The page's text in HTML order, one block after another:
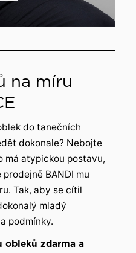
na míru
do tanečních
dokonale? Nebojte
má atypickou postavu,
BANDI mu
Tak, aby se cítil
mladý
podmínky.
obleků zdarma a